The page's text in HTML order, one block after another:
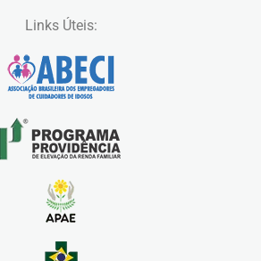
Links Úteis: